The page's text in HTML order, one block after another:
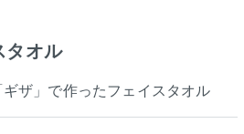
タオル
ザ」で作ったフェイスタオル